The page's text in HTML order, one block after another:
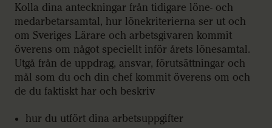
Kolla dina anteckningar från tidigare löne- och
medarbetarsamtal, hur lönekriterierna ser ut och
om Sveriges Lärare och arbetsgivaren kommit
överens om något speciellt inför årets lönesamtal.
Utgå från de uppdrag, ansvar, förutsättningar och
mål som du och din chef kommit överens om och
de du faktiskt har och beskriv
hur du utfört dina arbetsuppgifter